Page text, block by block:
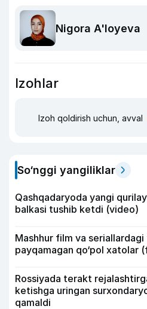
Nigora A'loyeva
Izohlar
Izoh qoldirish uchun, avval
So‘nggi yangiliklar
Qashqadaryoda yangi
balkasi tushib ketdi (video)
Mashhur film va
payqamagan qo‘pol xatolar
Rossiyada terakt
ketishga uringan
qamaldi